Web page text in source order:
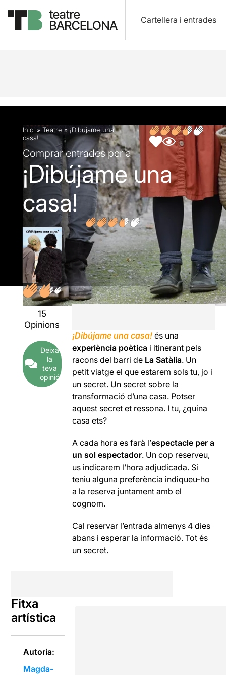
Cartellera i entrades
Descripció Fitxa artística Opinions
Inici » Teatre » ¡Dibújame una
casa!
Comprar entrades per a
¡Dibújame una
casa!
15
Opinions
Deixa
la
teva
opinió
¡Dibújame una casa! és una
experiència poètica i itinerant pels
racons del barri de La Satàlia. Un
petit viatge el que estarem sols tu, jo i
un secret. Un secret sobre la
transformació d’una casa. Potser
aquest secret et ressona. I tu, ¿quina
casa ets?
A cada hora es farà l’espectacle per a
un sol espectador. Un cop reserveu,
us indicarem l’hora adjudicada. Si
teniu alguna preferència indiqueu-ho
a la reserva juntament amb el
cognom.
Cal reservar l’entrada almenys 4 dies
abans i esperar la informació. Tot és
un secret.
Fitxa
artística
Autoria:
Magda-